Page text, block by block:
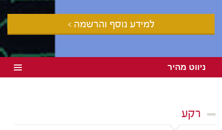
למידע נוסף והרשמה >
ניווט מהיר
רקע